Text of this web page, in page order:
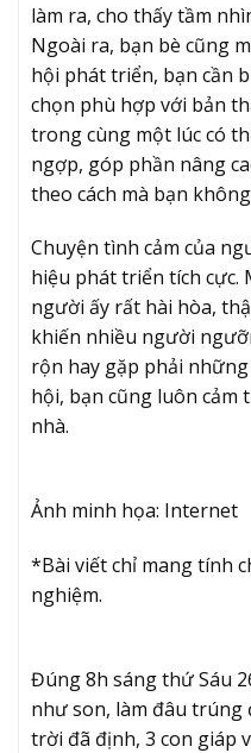
làm ra, cho thấy tầm
Ngoài ra, bạn bè cũng
hội phát triển, bạn cần
chọn phù hợp với bản
trong cùng một lúc có
ngợp, góp phần nâng
theo cách mà bạn
Chuyện tình cảm của
hiệu phát triển tích cực.
người ấy rất hài hòa,
khiến nhiều người
rộn hay gặp phải
hội, bạn cũng luôn cảm
nhà.
Ảnh minh họa: Internet
*Bài viết chỉ mang tính
nghiệm.
Đúng 8h sáng thứ Sáu
như son, làm đâu
trời đã định, 3 con giáp